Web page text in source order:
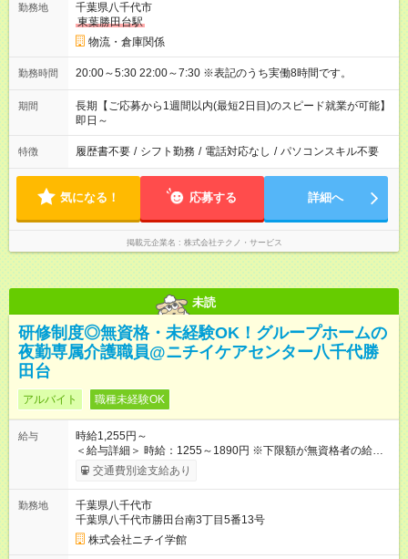
勤務地
千葉県八千代市
東葉勝田台駅
物流・倉庫関係
勤務時間 20:00～5:30 22:00～7:30 ※表記のうち実働8時間です。
期間
長期【ご応募から1週間以内(最短2日目)のスピード就業が可能】
即日～
特徴 履歴書不要 / シフト勤務 / 電話対応なし / パソコンスキル不要
気になる！ 応募する 詳細へ
掲載元企業名 株式会社テクノ・サービス
未読
研修制度◎無資格・未経験OK！グループホームの
夜勤専属介護職員@ニチイケアセンター八千代勝
田台
アルバイト 職種未経験OK
給与
時給1,255円～
＜給与詳細＞ 時給：1255～1890円 ※下限額が無資格者の給与
です。 【試用期間】試用期間あり 試用期間の長さ：3ヶ月 雇用
形態、給与は本採用時と同じです。
交通費別途支給あり
勤務地
千葉県八千代市
千葉県八千代市勝田台南3丁目5番13号
株式会社ニチイ学館